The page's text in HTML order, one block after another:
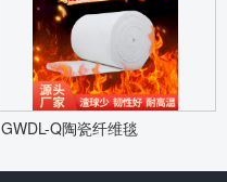
GWDL-Q陶瓷纤维毯